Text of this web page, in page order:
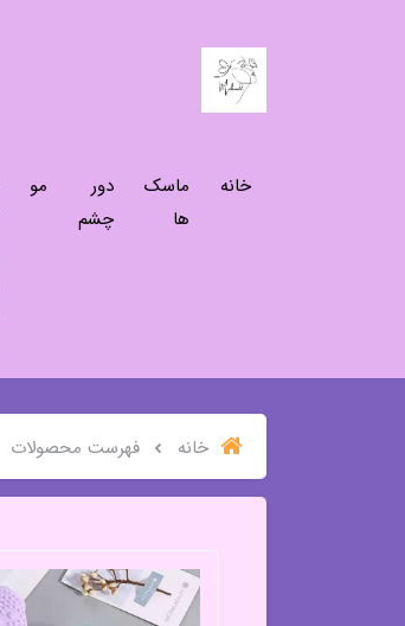
خانه
ماسک
ها
دور
چشم
مو
خانه فهرست محصولات